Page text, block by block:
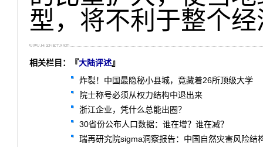
型，将不利于整个
相关栏目：『大陆评述』
炸裂！中国最隐秘小县城，竟藏着26所顶级大学
院士称号必须从权力结构中退出来
浙江企业，凭什么总能出圈？
30省份公布人口数据：谁在增？谁在减？
瑞再研究院sigma洞察报告：中国自然灾害风险结